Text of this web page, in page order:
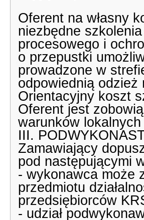
Oferent na własny
niezbędne
procesowego i
o przepustki
prowadzone w
odpowiednią
Orientacyjny koszt
Oferent jest
warunków
III.
Zamawiający
pod następującymi
- wykonawca może
przedmiotu
przedsiębiorców
- udział